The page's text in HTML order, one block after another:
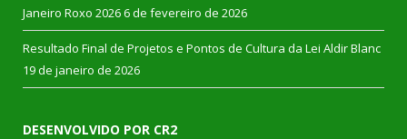
Janeiro Roxo 2026 6 de fevereiro de 2026
Resultado Final de Projetos e Pontos de Cultura da Lei Aldir Blanc
19 de janeiro de 2026
DESENVOLVIDO POR CR2